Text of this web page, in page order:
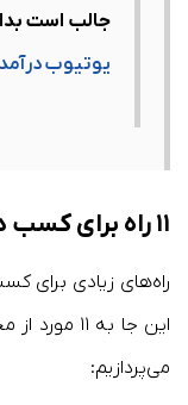
جالب است
یوتیوب
۱۱ راه برای کسب درآمد از توییچ
راه‌های زیادی برای
این جا به
می‌پردازیم: